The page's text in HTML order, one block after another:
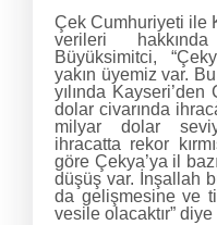
Çek Cumhuriyeti ile
verileri
Büyüksimitci,
yakın üyemiz var.
yılında
dolar civarında
milyar dolar
ihracatta rekor
göre Çekya’ya il
düşüş var. İnşallah
da gelişmesine ve
vesile olacaktır”